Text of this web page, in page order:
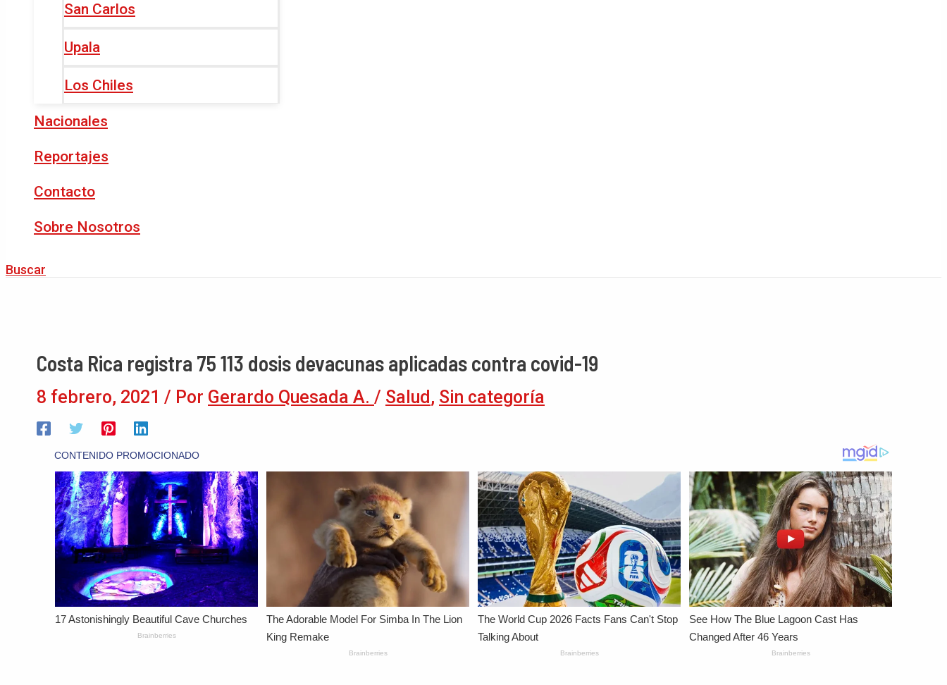
San Carlos
Upala
Los Chiles
Nacionales
Reportajes
Contacto
Sobre Nosotros
Buscar
Costa Rica registra 75 113 dosis devacunas aplicadas contra covid-19
8 febrero, 2021 / Por Gerardo Quesada A. / Salud , Sin categoría